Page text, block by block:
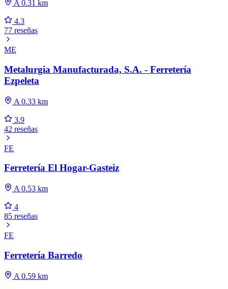
A 0.31 km
4.3
77 reseñas
ME
Metalurgia Manufacturada, S.A. - Ferretería
Ezpeleta
A 0.33 km
3.9
42 reseñas
FE
Ferretería El Hogar-Gasteiz
A 0.53 km
4
85 reseñas
FE
Ferretería Barredo
A 0.59 km